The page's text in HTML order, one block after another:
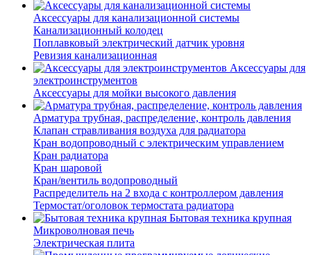
Аксессуары для канализационной системы
Канализационный колодец
Поплавковый электрический датчик уровня
Ревизия канализационная
Аксессуары для
электроинструментов
Аксессуары для мойки высокого давления
Арматура трубная, распределение, контроль давления
Клапан стравливания воздуха для радиатора
Кран водопроводный с электрическим управлением
Кран радиатора
Кран шаровой
Кран/вентиль водопроводный
Распределитель на 2 входа с контроллером давления
Термостат/оголовок термостата радиатора
Бытовая техника крупная
Микроволновая печь
Электрическая плита